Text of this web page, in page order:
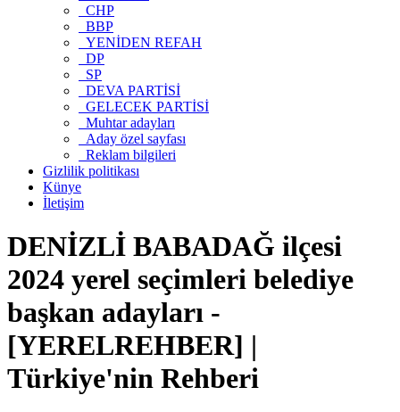
CHP
BBP
YENİDEN REFAH
DP
SP
DEVA PARTİSİ
GELECEK PARTİSİ
Muhtar adayları
Aday özel sayfası
Reklam bilgileri
Gizlilik politikası
Künye
İletişim
DENİZLİ BABADAĞ ilçesi
2024 yerel seçimleri belediye
başkan adayları -
[YERELREHBER] |
Türkiye'nin Rehberi